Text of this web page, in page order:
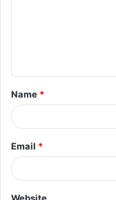
t
*
Name *
Email *